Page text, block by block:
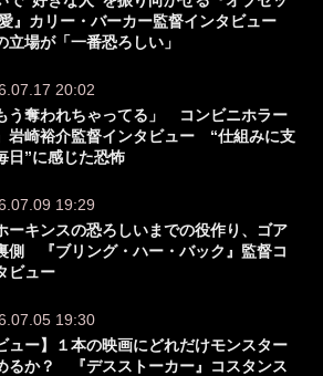
』カリー・バーカー監督インタビュー
立場が「一番恐ろしい」
20:02
う奪われちゃってる」 コンビニホラー
岩崎裕介監督インタビュー “仕組みに支
日”に感じた恐怖
19:29
ーキンスの恐ろしいまでの役作り、ゴア
側 『ブリング・ハー・バック』監督コ
ビュー
19:30
ュー】１本の映画にどれだけモンスター
るか？ 『デスストーカー』コスタンス